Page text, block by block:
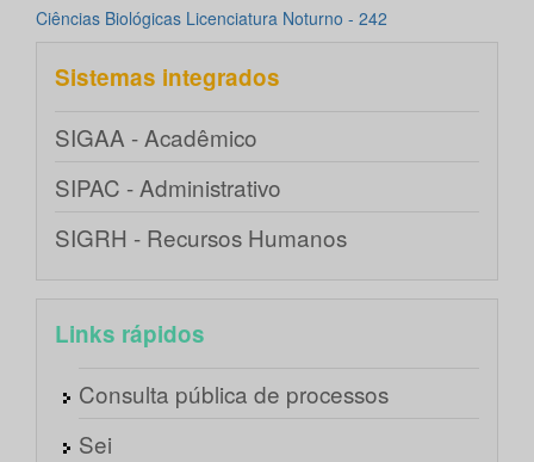
Ciências Biológicas Licenciatura Noturno - 242
Sistemas integrados
SIGAA - Acadêmico
SIPAC - Administrativo
SIGRH - Recursos Humanos
Links rápidos
Consulta pública de processos
Sei